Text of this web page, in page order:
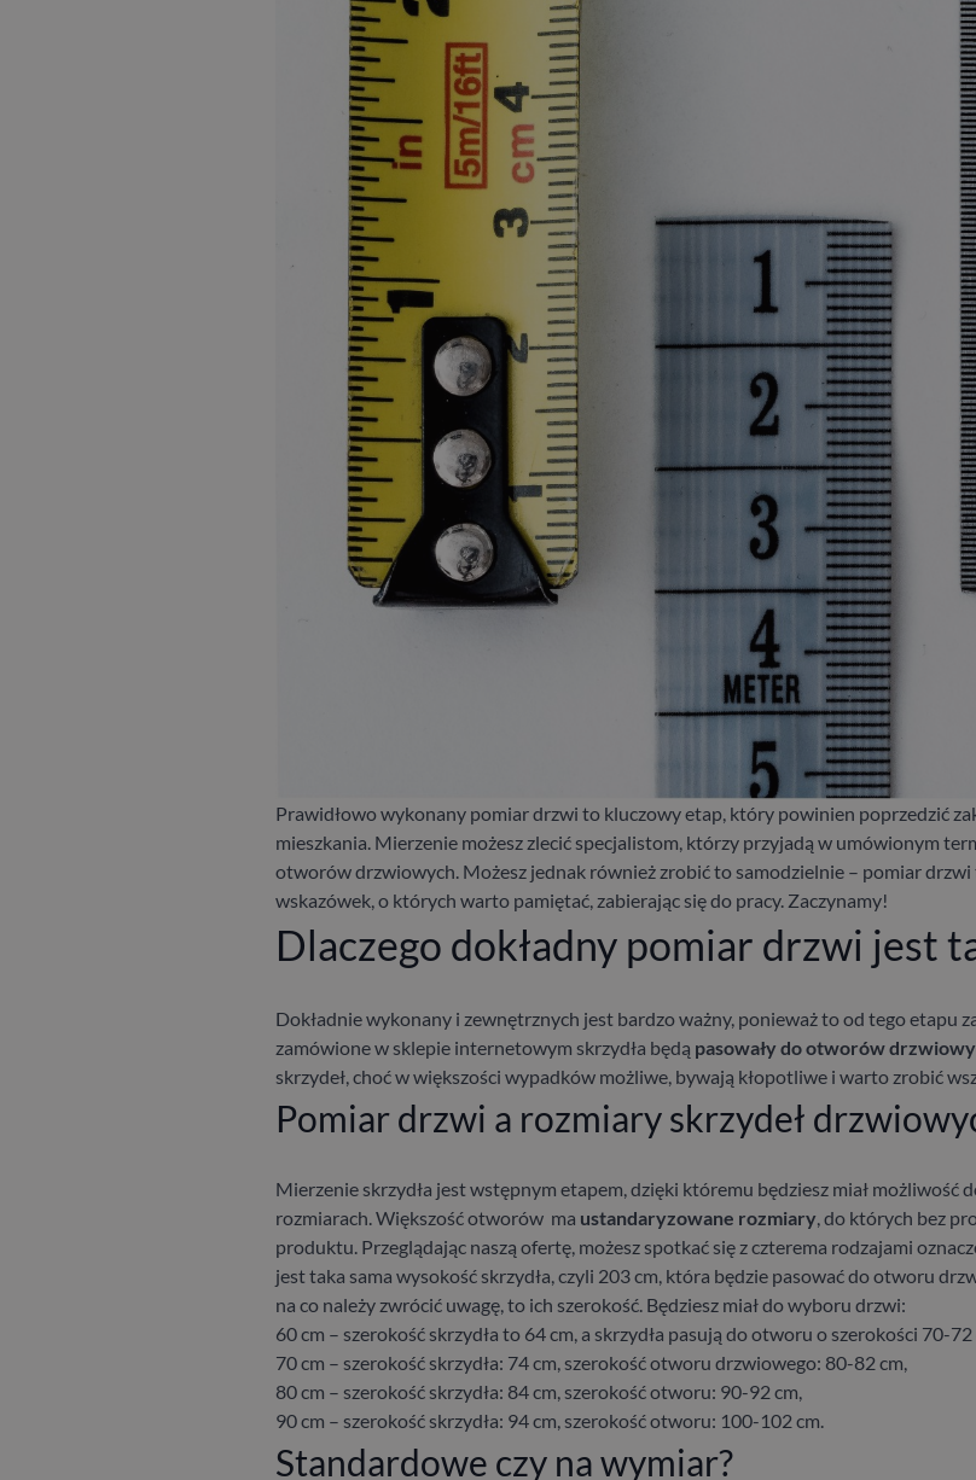
Prawidłowo wykonany pomiar drzwi to kluczowy etap, który powinien poprzedzić
mieszkania. Mierzenie możesz zlecić specjalistom, którzy przyjadą w umówionym
otworów drzwiowych. Możesz jednak również zrobić to samodzielnie – pomiar
wskazówek, o których warto pamiętać, zabierając się do pracy. Zaczynamy!
Dlaczego dokładny pomiar drzwi jest
Dokładnie wykonany i zewnętrznych jest bardzo ważny, ponieważ to od tego etapu
zamówione w sklepie internetowym skrzydła będą pasowały do otworów
skrzydeł, choć w większości wypadków możliwe, bywają kłopotliwe i warto zrobić
Pomiar drzwi a rozmiary skrzydeł
Mierzenie skrzydła jest wstępnym etapem, dzięki któremu będziesz miał
rozmiarach. Większość otworów ma ustandaryzowane rozmiary, do których bez
produktu. Przeglądając naszą ofertę, możesz spotkać się z czterema rodzajami
jest taka sama wysokość skrzydła, czyli 203 cm, która będzie pasować do otworu
na co należy zwrócić uwagę, to ich szerokość. Będziesz miał do wyboru drzwi:
60 cm – szerokość skrzydła to 64 cm, a skrzydła pasują do otworu o szerokości 70-72
70 cm – szerokość skrzydła: 74 cm, szerokość otworu drzwiowego: 80-82 cm,
80 cm – szerokość skrzydła: 84 cm, szerokość otworu: 90-92 cm,
90 cm – szerokość skrzydła: 94 cm, szerokość otworu: 100-102 cm.
Standardowe czy na wymiar?